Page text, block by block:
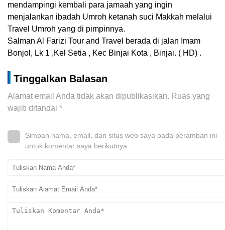
mendampingi kembali para jamaah yang ingin
menjalankan ibadah Umroh ketanah suci Makkah melalui
Travel Umroh yang di pimpinnya.
Salman Al Farizi Tour and Travel berada di jalan Imam
Bonjol, Lk 1 ,Kel Setia , Kec Binjai Kota , Binjai. ( HD) .
Tinggalkan Balasan
Alamat email Anda tidak akan dipublikasikan. Ruas yang
wajib ditandai *
Simpan nama, email, dan situs web saya pada peramban ini
untuk komentar saya berikutnya.